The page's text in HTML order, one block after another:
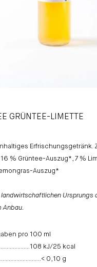
GRÜNTEE-LIMETTE
Erfrischungsgetränk.
16 % Grüntee-Auszug*, 7 %
Auszug*
landwirtschaftlichen Ursprungs
Anbau.
pro 100 ml
kJ/25 kcal
0,10 g